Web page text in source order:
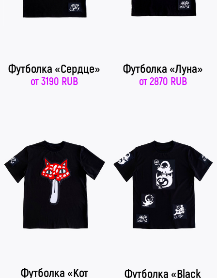
Футболка «Сердце»
от3190 RUB
Футболка «Луна»
от2870 RUB
Футболка «Кот
Футболка «Black